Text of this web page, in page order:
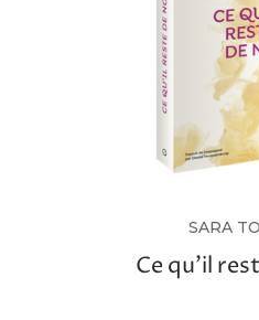
SARA
Ce qu’il